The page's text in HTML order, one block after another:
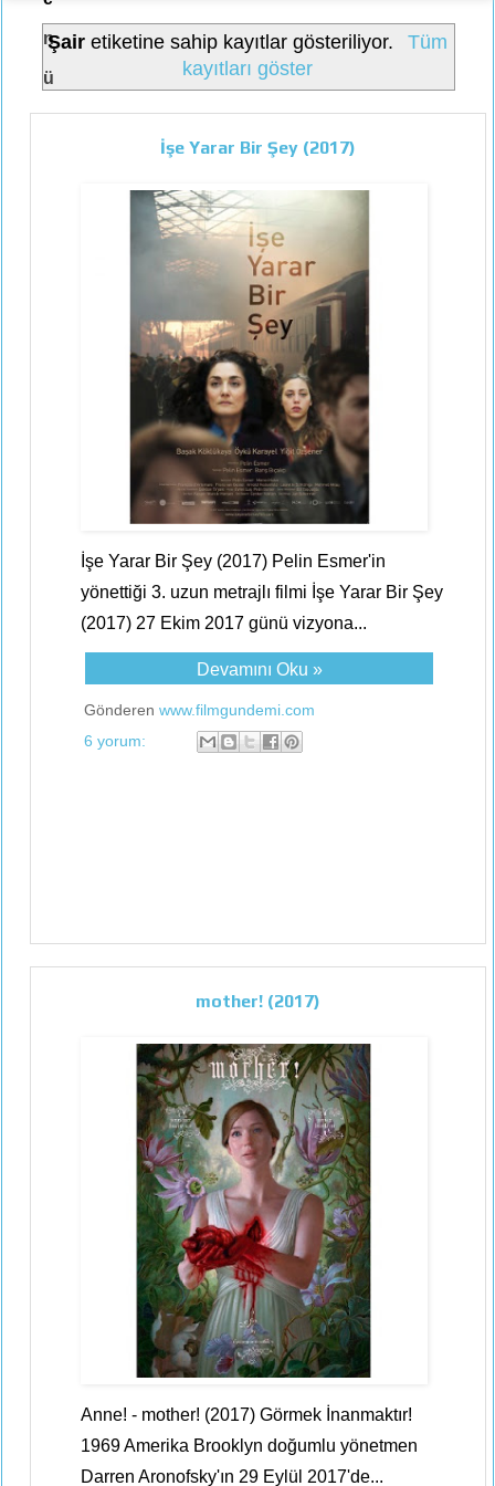
n
ü
Şair etiketine sahip kayıtlar gösteriliyor.
Tüm
kayıtları göster
İşe Yarar Bir Şey (2017)
İşe Yarar Bir Şey (2017) Pelin Esmer'in
yönettiği 3. uzun metrajlı filmi İşe Yarar Bir Şey
(2017) 27 Ekim 2017 günü vizyona...
Devamını Oku »
Gönderen www.filmgundemi.com
6 yorum:
mother! (2017)
Anne! - mother! (2017) Görmek İnanmaktır!
1969 Amerika Brooklyn doğumlu yönetmen
Darren Aronofsky'ın 29 Eylül 2017'de...